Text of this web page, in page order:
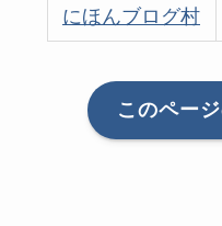
にほんブログ村
このペー